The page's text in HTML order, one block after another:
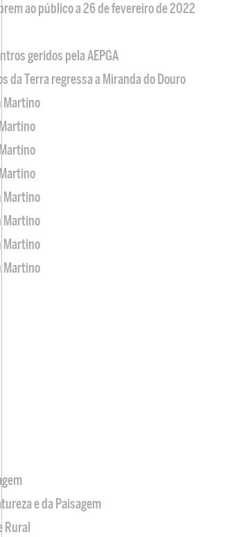
ao público a 26 de fevereiro de 2022
geridos pela AEPGA
da Terra regressa a Miranda do Douro
Martino
Martino
Martino
Martino
Martino
e da Paisagem
Rural